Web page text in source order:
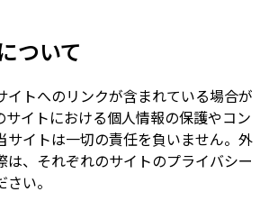
ついて
イトへのリンクが含まれている場合が
サイトにおける個人情報の保護やコン
サイトは一切の責任を負いません。外
は、それぞれのサイトのプライバシー
い。